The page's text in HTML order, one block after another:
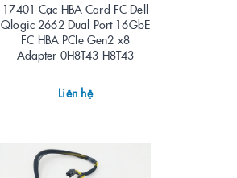
17401 Cạc HBA Card FC Dell
Qlogic 2662 Dual Port 16GbE
FC HBA PCIe Gen2 x8
Adapter 0H8T43 H8T43
Liên hệ